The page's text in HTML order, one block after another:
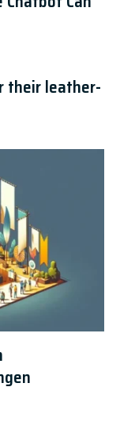
their leather-